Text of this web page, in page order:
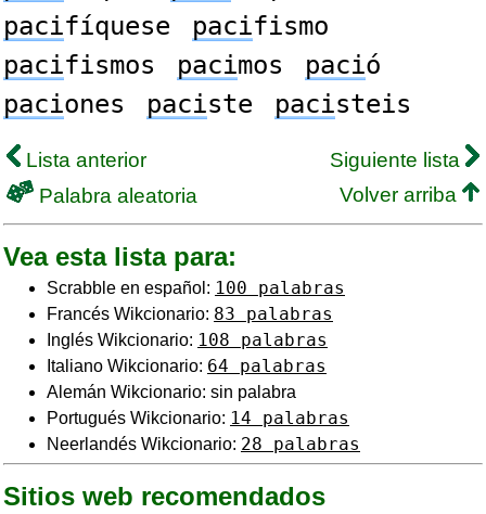
pacifíquese pacifismo
pacifismos pacimos pació
paciones paciste pacisteis
Lista anterior
Siguiente lista
Palabra aleatoria
Volver arriba
Vea esta lista para:
Scrabble en español: 100 palabras
Francés Wikcionario: 83 palabras
Inglés Wikcionario: 108 palabras
Italiano Wikcionario: 64 palabras
Alemán Wikcionario: sin palabra
Portugués Wikcionario: 14 palabras
Neerlandés Wikcionario: 28 palabras
Sitios web recomendados